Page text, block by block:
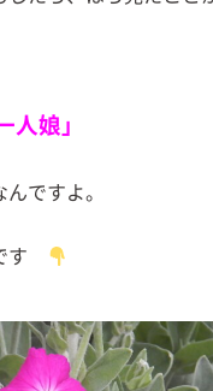
人娘」
ですよ。
す